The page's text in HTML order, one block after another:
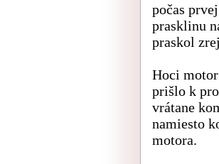
počas
prasklinu
praskol
Hoci
prišlo k
vrátane
namiesto
motora.